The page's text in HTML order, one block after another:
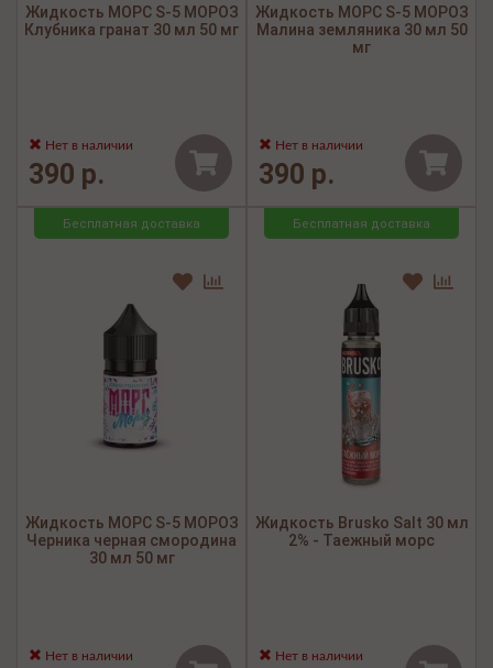
Жидкость МОРС S-5 МОРОЗ
Клубника гранат 30 мл 50 мг
Нет в наличии
390 р.
Жидкость МОРС S-5 МОРОЗ
Малина земляника 30 мл 50
мг
Нет в наличии
390 р.
Бесплатная доставка
Жидкость МОРС S-5 МОРОЗ
Черника черная смородина
30 мл 50 мг
Нет в наличии
Бесплатная доставка
Жидкость Brusko Salt 30 мл
2% - Таежный морс
Нет в наличии